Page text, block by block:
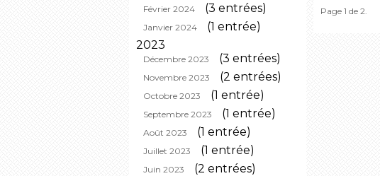
Février 2024 (3 entrées)
Janvier 2024
(1 entrée)
2023
Décembre 2023 (3 entrées)
Novembre 2023 (2 entrées)
Octobre 2023 (1 entrée)
Septembre 2023 (1 entrée)
Août 2023 (1 entrée)
Juillet 2023 (1 entrée)
Juin 2023 (2 entrées)
Page 1 de 2.